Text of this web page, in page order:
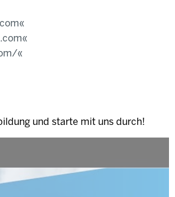
und starte mit uns durch!